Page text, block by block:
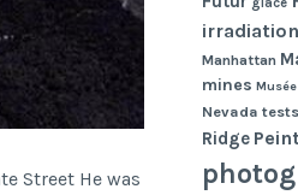
Street He was
irradiation
Manhattan
mines Musée
Nevada
Ridge